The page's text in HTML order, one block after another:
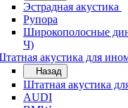
Эстрадная акустика
Рупора
Широкополосные
Ч)
акустика для
Назад
Штатная акустика
AUDI